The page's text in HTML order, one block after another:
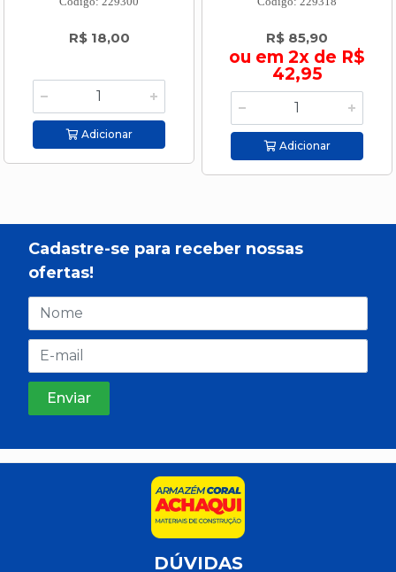
R$ 18,00
Adicionar
R$ 85,90
ou em 2x de R$
42,95
Adicionar
Cadastre-se para receber nossas
ofertas!
DÚVIDAS